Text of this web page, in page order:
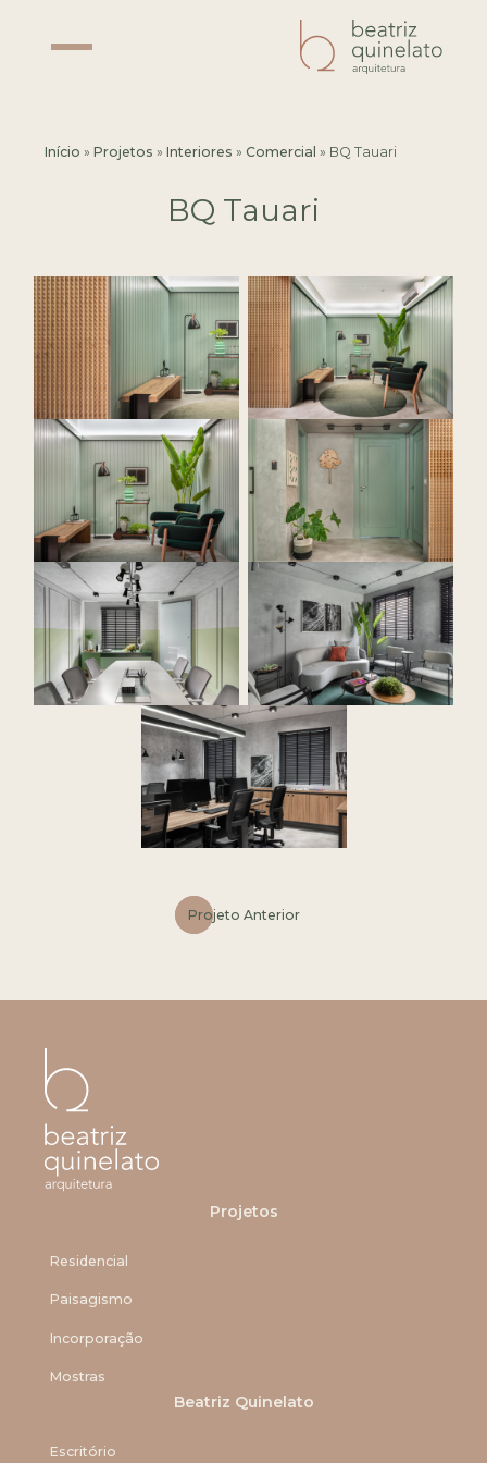
Início »Projetos »Interiores »Comercial » BQ Tauari
BQ Tauari
Projeto Anterior
Projetos
Residencial
Paisagismo
Incorporação
Mostras
Beatriz Quinelato
Escritório